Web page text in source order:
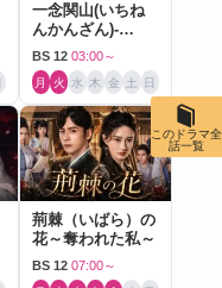
一念関山(いちね
んかんざん)-
Journey to Love-
BS 12 03:00～
月 火 水 木 金 土 日
荊棘（いばら）の
花～奪われた私～
BS 12 07:00～
このドラマ全
話一覧